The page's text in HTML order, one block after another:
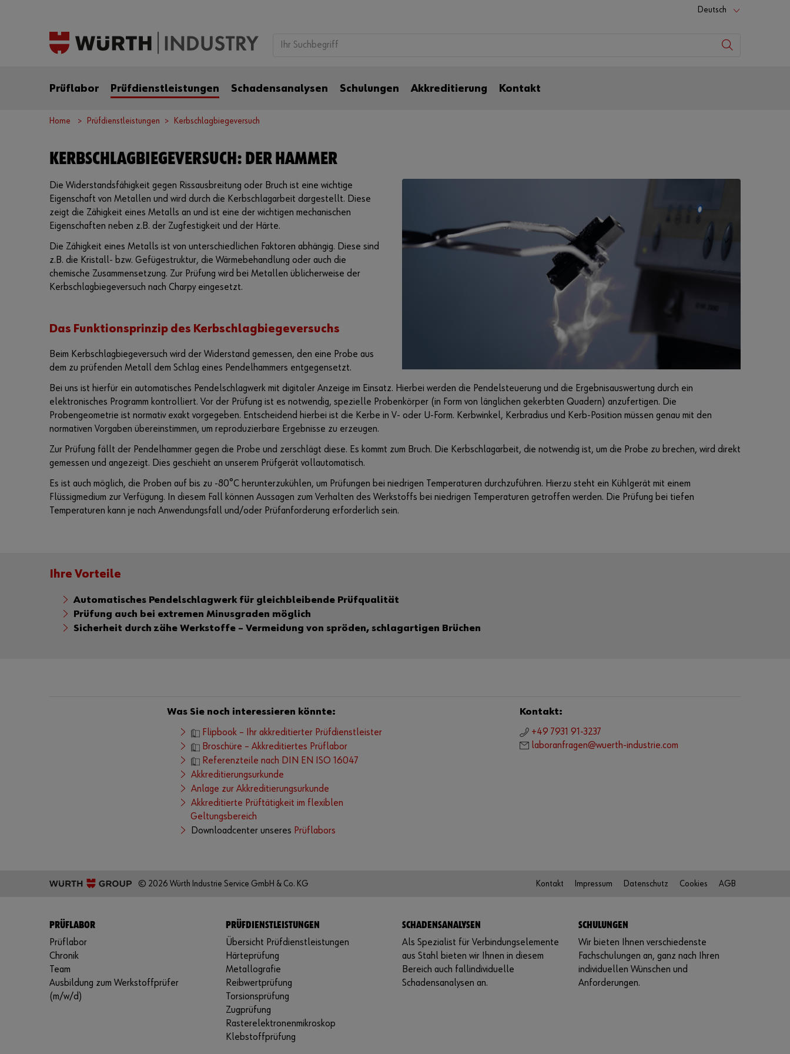
Deutsch
Prüflabor Prüfdienstleistungen Schadensanalysen Schulungen Akkreditierung Kontakt
Home Prüfdienstleistungen Kerbschlagbiegeversuch
KERBSCHLAGBIEGEVERSUCH: DER HAMMER
Die Widerstandsfähigkeit gegen Rissausbreitung oder Bruch ist eine wichtige
Eigenschaft von Metallen und wird durch die Kerbschlagarbeit dargestellt. Diese
zeigt die Zähigkeit eines Metalls an und ist eine der wichtigen mechanischen
Eigenschaften neben z.B. der Zugfestigkeit und der Härte.
Die Zähigkeit eines Metalls ist von unterschiedlichen Faktoren abhängig. Diese sind
z.B. die Kristall- bzw. Gefügestruktur, die Wärmebehandlung oder auch die
chemische Zusammensetzung. Zur Prüfung wird bei Metallen üblicherweise der
Kerbschlagbiegeversuch nach Charpy eingesetzt.
Das Funktionsprinzip des Kerbschlagbiegeversuchs
Beim Kerbschlagbiegeversuch wird der Widerstand gemessen, den eine Probe aus
dem zu prüfenden Metall dem Schlag eines Pendelhammers entgegensetzt.
Bei uns ist hierfür ein automatisches Pendelschlagwerk mit digitaler Anzeige im Einsatz. Hierbei werden die Pendelsteuerung und die Ergebnisauswertung durch ein
elektronisches Programm kontrolliert. Vor der Prüfung ist es notwendig, spezielle Probenkörper (in Form von länglichen gekerbten Quadern) anzufertigen. Die
Probengeometrie ist normativ exakt vorgegeben. Entscheidend hierbei ist die Kerbe in V- oder U-Form. Kerbwinkel, Kerbradius und Kerb-Position müssen genau mit den
normativen Vorgaben übereinstimmen, um reproduzierbare Ergebnisse zu erzeugen.
Zur Prüfung fällt der Pendelhammer gegen die Probe und zerschlägt diese. Es kommt zum Bruch. Die Kerbschlagarbeit, die notwendig ist, um die Probe zu brechen, wird direkt
gemessen und angezeigt. Dies geschieht an unserem Prüfgerät vollautomatisch.
Es ist auch möglich, die Proben auf bis zu -80°C herunterzukühlen, um Prüfungen bei niedrigen Temperaturen durchzuführen. Hierzu steht ein Kühlgerät mit einem
Flüssigmedium zur Verfügung. In diesem Fall können Aussagen zum Verhalten des Werkstoffs bei niedrigen Temperaturen getroffen werden. Die Prüfung bei tiefen
Temperaturen kann je nach Anwendungsfall und/oder Prüfanforderung erforderlich sein.
Ihre Vorteile
Automatisches Pendelschlagwerk für gleichbleibende Prüfqualität
Prüfung auch bei extremen Minusgraden möglich
Sicherheit durch zähe Werkstoffe – Vermeidung von spröden, schlagartigen Brüchen
Was Sie noch interessieren könnte:
Flipbook – Ihr akkreditierter Prüfdienstleister
Broschüre – Akkreditiertes Prüflabor
Referenzteile nach DIN EN ISO 16047
Akkreditierungsurkunde
Anlage zur Akkreditierungsurkunde
Akkreditierte Prüftätigkeit im flexiblen
Geltungsbereich
Downloadcenter unseres Prüflabors
Kontakt:
+49 7931 91-3237
laboranfragen@wuerth-industrie.com
© 2026 Würth Industrie Service GmbH & Co. KG Kontakt Impressum Datenschutz Cookies AGB
PRÜFLABOR
Prüflabor
Chronik
Team
Ausbildung zum Werkstoffprüfer
(m/w/d)
PRÜFDIENSTLEISTUNGEN
Übersicht Prüfdienstleistungen
Härteprüfung
Metallografie
Reibwertprüfung
Torsionsprüfung
Zugprüfung
Rasterelektronenmikroskop
Klebstoffprüfung
SCHADENSANALYSEN
Als Spezialist für Verbindungselemente
aus Stahl bieten wir Ihnen in diesem
Bereich auch fallindividuelle
Schadensanalysen an.
SCHULUNGEN
Wir bieten Ihnen verschiedenste
Fachschulungen an, ganz nach Ihren
individuellen Wünschen und
Anforderungen.